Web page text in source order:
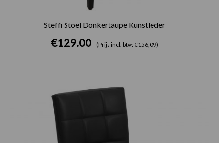
Steffi Stoel Donkertaupe Kunstleder
€129.00 (Prijs incl. btw: €156,09)